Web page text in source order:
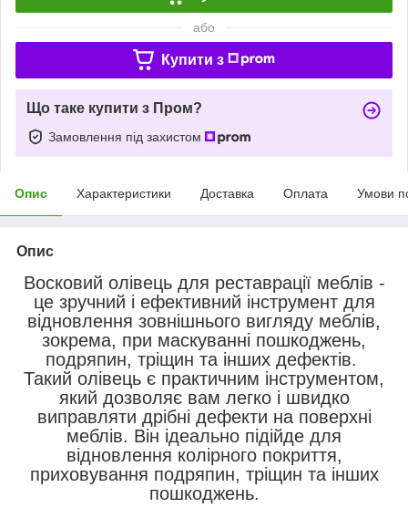
або
Купити з
Що таке купити з Пром?
Замовлення під захистом
Опис Характеристики Доставка Оплата Умови
Опис
Восковий олівець для реставрації меблів -
це зручний і ефективний інструмент для
відновлення зовнішнього вигляду меблів,
зокрема, при маскуванні пошкоджень,
подряпин, тріщин та інших дефектів.
Такий олівець є практичним інструментом,
який дозволяє вам легко і швидко
виправляти дрібні дефекти на поверхні
меблів. Він ідеально підійде для
відновлення колірного покриття,
приховування подряпин, тріщин та інших
пошкоджень.